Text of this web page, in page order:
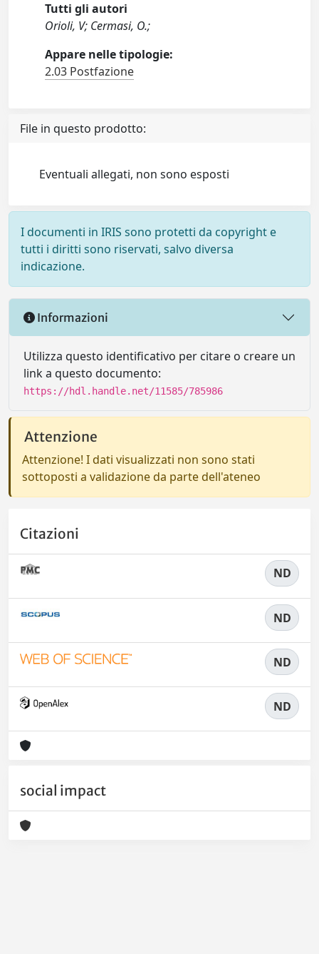
Tutti gli autori
Orioli, V; Cermasi, O.;
Appare nelle tipologie:
2.03 Postfazione
File in questo prodotto:
Eventuali allegati, non sono esposti
I documenti in IRIS sono protetti da copyright e
tutti i diritti sono riservati, salvo diversa
indicazione.
Informazioni
Utilizza questo identificativo per citare o creare un
link a questo documento:
https://hdl.handle.net/11585/785986
Attenzione
Attenzione! I dati visualizzati non sono stati
sottoposti a validazione da parte dell'ateneo
Citazioni
ND
ND
ND
ND
social impact